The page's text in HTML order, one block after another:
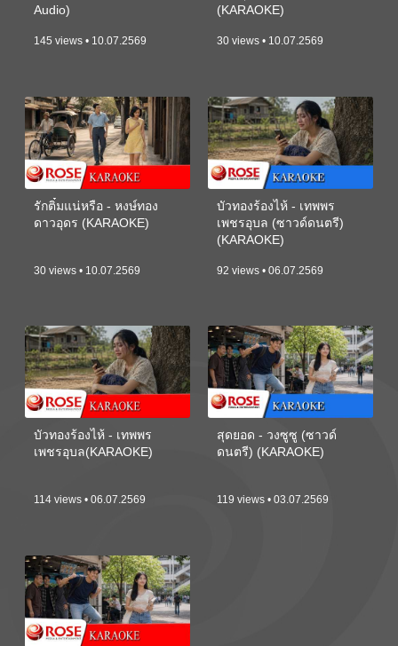
Audio)
145 views • 10.07.2569
(KARAOKE)
30 views • 10.07.2569
รักติ๋มแน่หรือ - หงษ์ทอง
ดาวอุดร (KARAOKE)
30 views • 10.07.2569
บัวทองร้องไห้ - เทพพร
เพชรอุบล (ซาวด์ดนตรี)
(KARAOKE)
92 views • 06.07.2569
บัวทองร้องไห้ - เทพพร
เพชรอุบล(KARAOKE)
114 views • 06.07.2569
สุดยอด - วงซูซู (ซาวด์
ดนตรี) (KARAOKE)
119 views • 03.07.2569